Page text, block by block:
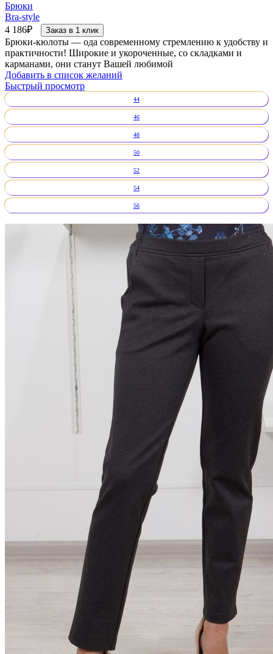
Брюки
Bra-style
4 186₽ Заказ в 1 клик
Брюки-кюлоты — ода современному стремлению к удобству и
практичности! Широкие и укороченные, со складками и
карманами, они станут Вашей любимой
Добавить в список желаний
Быстрый просмотр
44
46
48
50
52
54
56